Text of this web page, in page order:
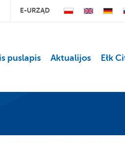
E-URZĄD
puslapis Aktualijos Ełk